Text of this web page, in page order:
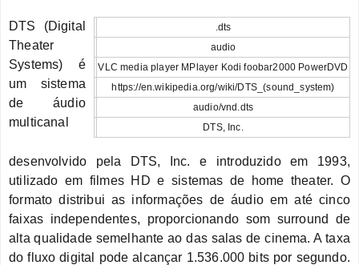
.dts
audio
VLC media player MPlayer Kodi foobar2000 PowerDVD
https://en.wikipedia.org/wiki/DTS_(sound_system)
audio/vnd.dts
DTS, Inc.
DTS (Digital
Theater
Systems) é
um sistema
de áudio
multicanal
desenvolvido pela DTS, Inc. e introduzido em 1993,
utilizado em filmes HD e sistemas de home theater. O
formato distribui as informações de áudio em até cinco
faixas independentes, proporcionando som surround de
alta qualidade semelhante ao das salas de cinema. A taxa
do fluxo digital pode alcançar 1.536.000 bits por segundo.